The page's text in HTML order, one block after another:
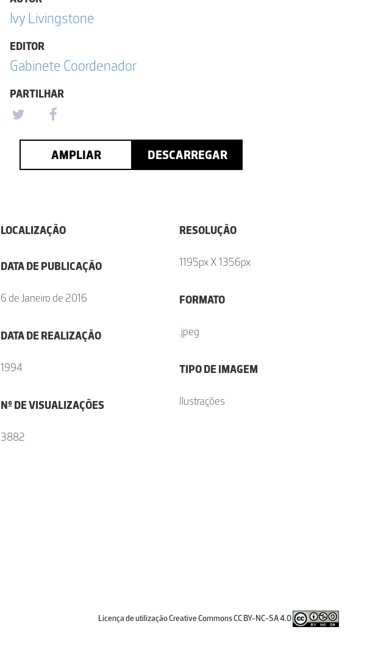
Ivy Livingstone
EDITOR
Gabinete Coordenador
PARTILHAR
AMPLIAR DESCARREGAR
LOCALIZAÇÃO
DATA DE PUBLICAÇÃO
6 de Janeiro de 2016
DATA DE REALIZAÇÃO
1994
Nº DE VISUALIZAÇÕES
3882
RESOLUÇÃO
1195px X 1356px
FORMATO
.jpeg
TIPO DE IMAGEM
Ilustrações
Licença de utilização Creative Commons CC BY-NC-SA 4.0